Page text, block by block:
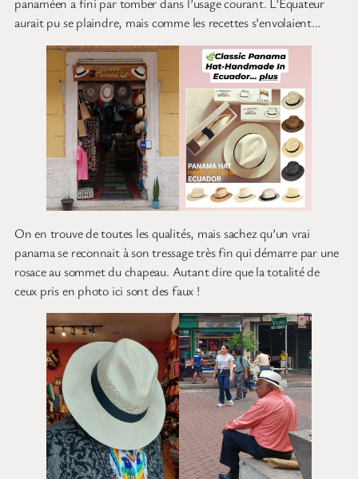
aurait pu se plaindre, mais comme les recettes s’envolaient…
On en trouve de toutes les qualités, mais sachez qu’un vrai
panama se reconnait à son tressage très fin qui démarre par une
rosace au sommet du chapeau. Autant dire que la totalité de
ceux pris en photo ici sont des faux !